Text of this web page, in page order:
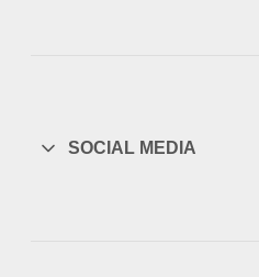
SOCIAL MEDIA